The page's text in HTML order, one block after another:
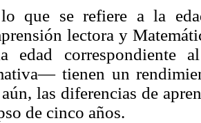
que se refiere a la
lectora y
edad correspondiente
tienen un
las diferencias de
de cinco años.